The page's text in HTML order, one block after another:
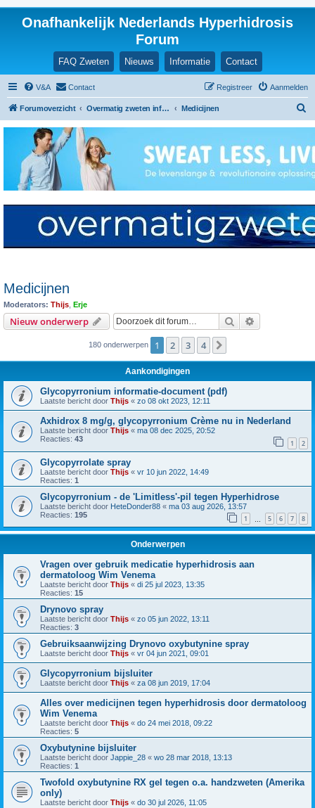
Onafhankelijk Nederlands Hyperhidrosis
Forum
FAQ Zweten Nieuws Informatie Contact
V&A Contact Aanmelden
Registreer
Forumoverzicht Overmatig zweten informatie en ervaringen Medicijnen
k
Medicijnen
Moderators: Thijs Erje
Nieuw onderwerp Zoek
180 onderwerpen 1 2 3 4
Aankondigingen
Glycopyrronium informatie-document (pdf)
Laatste bericht door Thijs « zo 08 okt 2023, 12:11
Axhidrox 8 mg/g, glycopyrronium Crème nu in Nederland
Laatste bericht door Thijs « ma 08 dec 2025, 20:52
Reacties: 43 1 2
Glycopyrrolate spray
Laatste bericht door Thijs « vr 10 jun 2022, 14:49
Reacties: 1
Glycopyrronium - de 'Limitless'-pil tegen Hyperhidrose
Laatste bericht door HeteDonder88 « ma 03 aug 2026, 13:57
Reacties: 195 1 5 6 7 8
Onderwerpen
Vragen over gebruik medicatie hyperhidrosis aan
dermatoloog Wim Venema
Laatste bericht door Thijs « di 25 jul 2023, 13:35
Reacties: 15
Drynovo spray
Laatste bericht door Thijs « zo 05 jun 2022, 13:11
Reacties: 3
Gebruiksaanwijzing Drynovo oxybutynine spray
Laatste bericht door Thijs « vr 04 jun 2021, 09:01
Glycopyrronium bijsluiter
Laatste bericht door Thijs « za 08 jun 2019, 17:04
Alles over medicijnen tegen hyperhidrosis door dermatoloog
Wim Venema
Laatste bericht door Thijs « do 24 mei 2018, 09:22
Reacties: 5
Oxybutynine bijsluiter
Laatste bericht door Jappie_28 « wo 28 mar 2018, 13:13
Reacties: 1
Twofold oxybutynine RX gel tegen o.a. handzweten (Amerika
only)
Laatste bericht door Thijs « do 30 jul 2026, 11:05